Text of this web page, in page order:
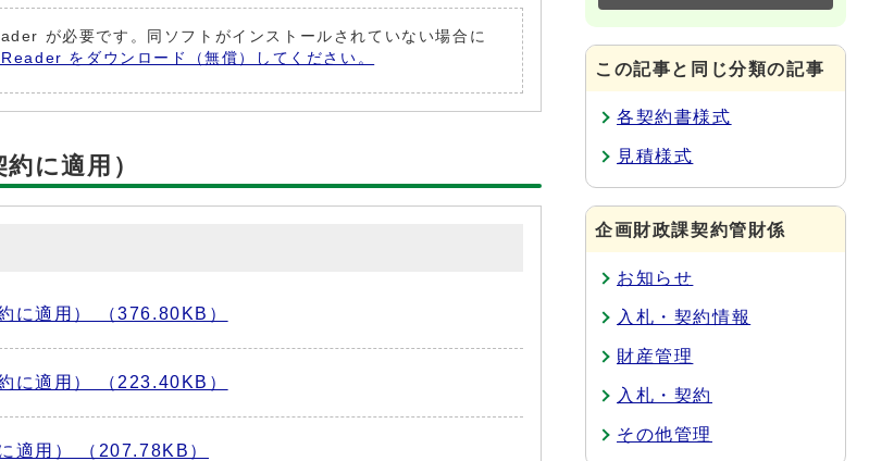
が必要です。同ソフトがインストールされていない場合に
をダウンロード（無償）してください。
に適用）
に適用） （376.80KB）
に適用） （223.40KB）
適用） （207.78KB）
この記事と同じ分類の記事
各契約書様式
見積様式
企画財政課契約管財係
お知らせ
入札・契約情報
財産管理
入札・契約
その他管理